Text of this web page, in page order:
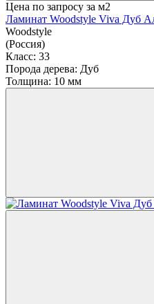
Цена по запросу за м2
Ламинат Woodstyle Viva Дуб
Woodstyle
(Россия)
Класс: 33
Порода дерева: Дуб
Толщина: 10 мм